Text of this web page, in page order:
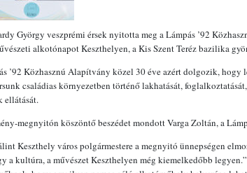
György veszprémi érsek nyitotta meg a Lámpás ’92
alkotónapot Keszthelyen, a Kis Szent Teréz bazilika
’92 Közhasznú Alapítvány közel 30 éve azért dolgozik, hogy
családias környezetben történő lakhatását,
ellátását.
megnyitón köszöntő beszédet mondott Varga Zoltán, a
Keszthely város polgármestere a megnyitó ünnepségen
a kultúra, a művészet Keszthelyen még kiemelkedőbb